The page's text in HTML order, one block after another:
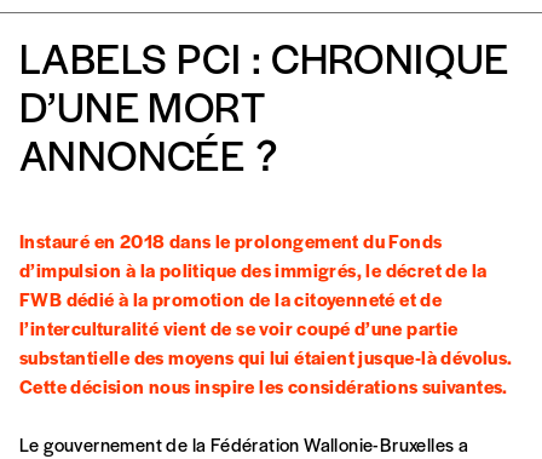
LABELS PCI : CHRONIQUE
D’UNE MORT
ANNONCÉE ?
Se connecter
Formulaire de
commande
Instauré en 2018 dans le prolongement du Fonds
d’impulsion à la politique des immigrés, le décret de la
FWB dédié à la promotion de la citoyenneté et de
l’interculturalité vient de se voir coupé d’une partie
substantielle des moyens qui lui étaient jusque-là dévolus.
Cette décision nous inspire les considérations suivantes.
Le gouvernement de la Fédération Wallonie-Bruxelles a